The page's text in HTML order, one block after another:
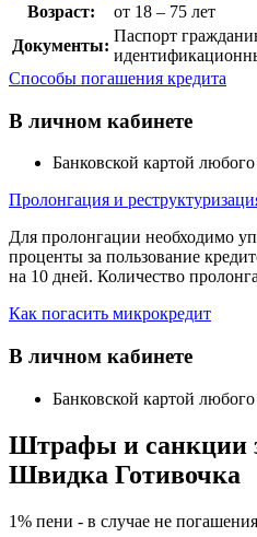
Возраст:
от 18 – 75 лет
Документы:
Паспорт
Способы погашения кредита
В личном кабинете
Банковской картой
Пролонгация и
Для пролонгации необходимо
проценты за пользование
на 10 дней. Количество
Как погасить микрокредит
В личном кабинете
Банковской картой
Штрафы и санкции
Швидка Готивочка
1% пени - в случае не